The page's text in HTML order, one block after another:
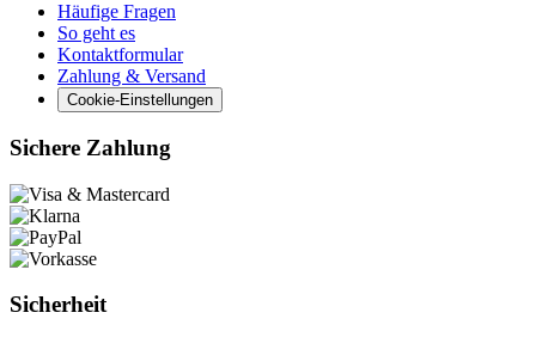
Häufige Fragen
So geht es
Kontaktformular
Zahlung & Versand
Cookie-Einstellungen
Sichere Zahlung
Sicherheit